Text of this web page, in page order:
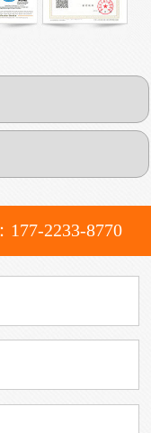
2233-8770